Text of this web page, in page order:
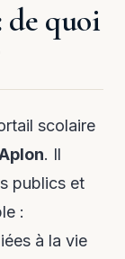
quoi
scolaire
. Il
publics et
:
à la vie